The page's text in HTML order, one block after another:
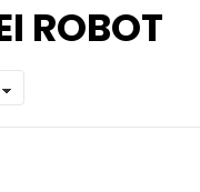
ROBOT